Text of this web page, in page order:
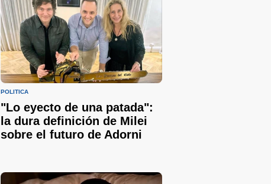
POLÍTICA
"Lo eyecto de una patada":
la dura definición de Milei
sobre el futuro de Adorni